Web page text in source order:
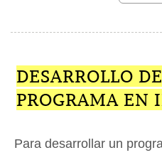
DESARROLLO
PROGRAMA EN
Para desarrollar un